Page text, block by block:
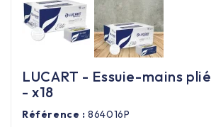
LUCART - Essuie-mains
- x18
Référence : 864016P